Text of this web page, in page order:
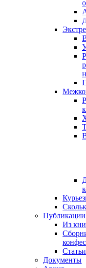
Публикации
Из
Документы